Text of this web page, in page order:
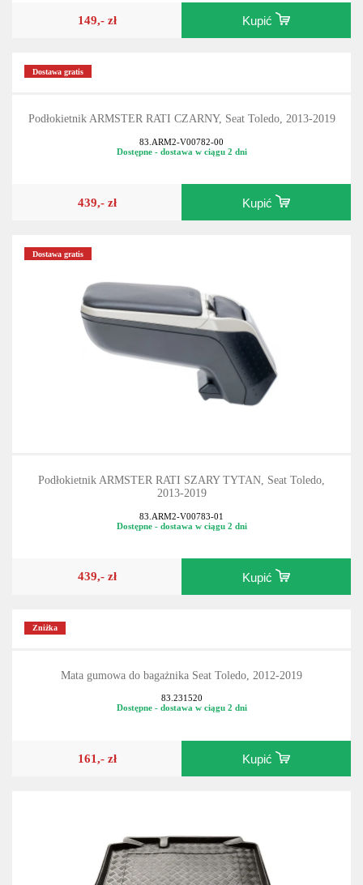
149,- zł Kupić
Dostawa gratis
Podłokietnik ARMSTER RATI CZARNY, Seat Toledo, 2013-2019
83.ARM2-V00782-00
Dostępne - dostawa w ciągu 2 dni
439,- zł Kupić
Dostawa gratis
Podłokietnik ARMSTER RATI SZARY TYTAN, Seat Toledo,
2013-2019
83.ARM2-V00783-01
Dostępne - dostawa w ciągu 2 dni
439,- zł Kupić
Zniżka
Mata gumowa do bagażnika Seat Toledo, 2012-2019
83.231520
Dostępne - dostawa w ciągu 2 dni
161,- zł Kupić